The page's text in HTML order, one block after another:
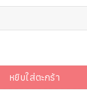
รุ่น AA1034 ชิ้น
หยิบใส่ตะกร้า